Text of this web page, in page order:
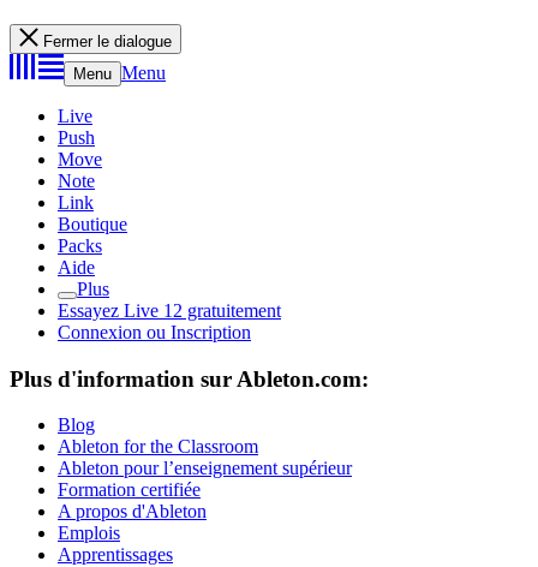
Fermer le dialogue
Menu Menu
Live
Push
Move
Note
Link
Boutique
Packs
Aide
Plus
Essayez Live 12 gratuitement
Connexion ou Inscription
Plus d'information sur Ableton.com:
Blog
Ableton for the Classroom
Ableton pour l’enseignement supérieur
Formation certifiée
A propos d'Ableton
Emplois
Apprentissages